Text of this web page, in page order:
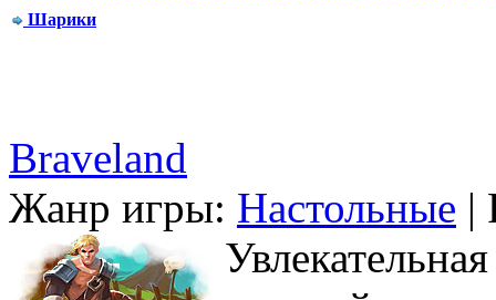
Шарики
Braveland
Жанр игры: Настольные |